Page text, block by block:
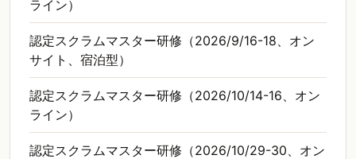
ライン）
認定スクラムマスター研修（2026/9/16-18、オン
サイト、宿泊型）
認定スクラムマスター研修（2026/10/14-16、オン
ライン）
認定スクラムマスター研修（2026/10/29-30、オン